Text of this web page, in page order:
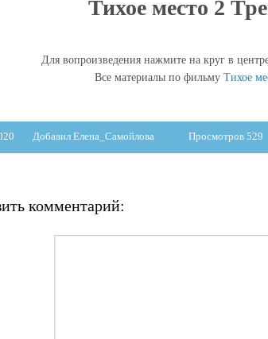
Тихое место 2
Для вопроизведения нажмите на круг в
Все материалы по фильму Тихое
Добавил Елена_Самойлова Просмотров 529
комментарий: